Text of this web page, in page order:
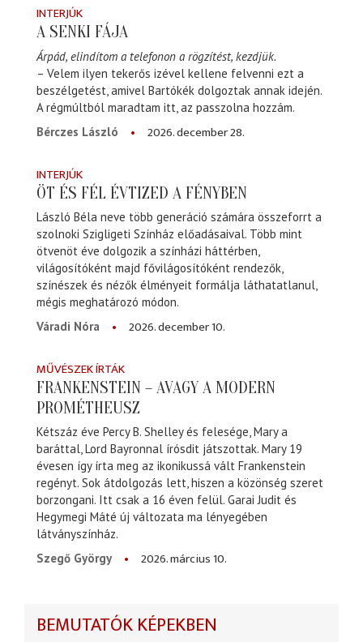
INTERJÚK
A SENKI FÁJA
Árpád, elindítom a telefonon a rögzítést, kezdjük.
– Velem ilyen tekerős izével kellene felvenni ezt a
beszélgetést, amivel Bartókék dolgoztak annak idején.
A régmúltból maradtam itt, az passzolna hozzám.
Bérczes László
2026. december 28.
INTERJÚK
ÖT ÉS FÉL ÉVTIZED A FÉNYBEN
László Béla neve több generáció számára összeforrt a
szolnoki Szigligeti Színház előadásaival. Több mint
ötvenöt éve dolgozik a színházi háttérben,
világosítóként majd fővilágosítóként rendezők,
színészek és nézők élményeit formálja láthatatlanul,
mégis meghatározó módon.
Váradi Nóra
2026. december 10.
MŰVÉSZEK ÍRTÁK
FRANKENSTEIN – AVAGY A MODERN
PROMÉTHEUSZ
Kétszáz éve Percy B. Shelley és felesége, Mary a
baráttal, Lord Bayronnal írósdit játszottak. Mary 19
évesen így írta meg az ikonikussá vált Frankenstein
regényt. Sok átdolgozás lett, hiszen a közönség szeret
borzongani. Itt csak a 16 éven felül. Garai Judit és
Hegymegi Máté új változata ma lényegében
látványszínház.
Szegő György
2026. március 10.
BEMUTATÓK KÉPEKBEN